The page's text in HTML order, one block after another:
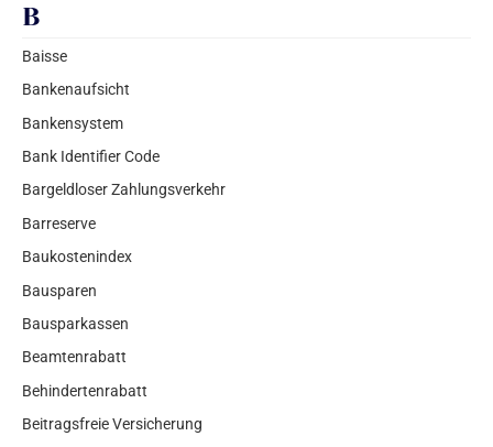
B
Baisse
Bankenaufsicht
Bankensystem
Bank Identifier Code
Bargeldloser Zahlungsverkehr
Barreserve
Baukostenindex
Bausparen
Bausparkassen
Beamtenrabatt
Behindertenrabatt
Beitragsfreie Versicherung